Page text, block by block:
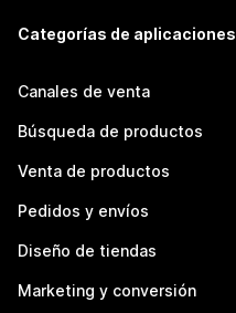
Categorías de aplicaciones
Canales de venta
Búsqueda de productos
Venta de productos
Pedidos y envíos
Diseño de tiendas
Marketing y conversión